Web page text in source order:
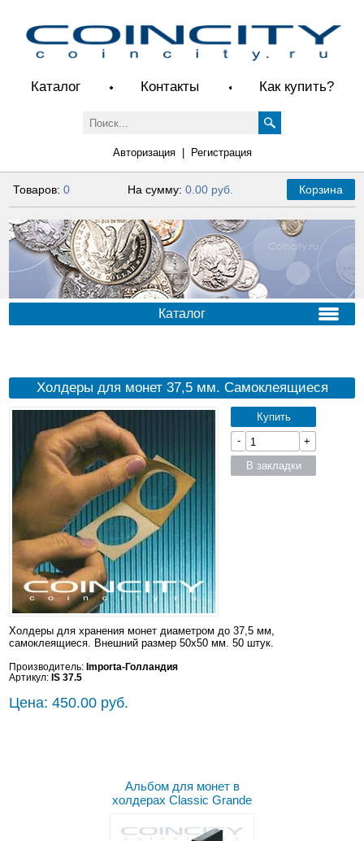
Каталог Контакты Как купить?
Авторизация| Регистрация
Товаров:0 На сумму: 0.00 руб. Корзина
Каталог
Холдеры для монет 37,5 мм. Самоклеящиеся
Холдеры для хранения монет диаметром до 37,5 мм,
самоклеящиеся. Внешний размер 50x50 мм. 50 штук.
Производитель: Importa-Голландия
Артикул: IS 37.5
Цена: 450.00 руб.
Купить
-
+
В закладки
Альбом для монет в
холдерах Classic Grande